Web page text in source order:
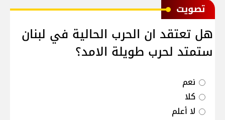
ﺗﺼﻮﻳﺖ
هل تعتقد ان الحرب الحالية في لبنان
ستمتد لحرب طويلة الامد؟
نعم
كلا
لا أعلم